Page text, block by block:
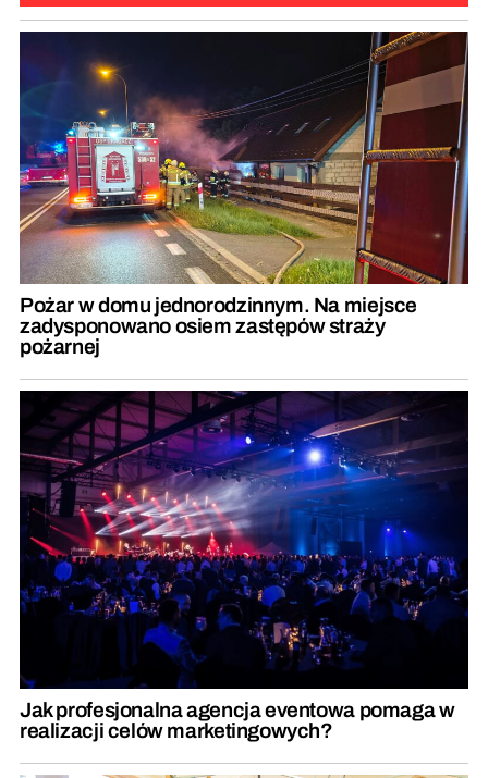
Pożar w domu jednorodzinnym. Na miejsce
zadysponowano osiem zastępów straży
pożarnej
Jak profesjonalna agencja eventowa pomaga w
realizacji celów marketingowych?